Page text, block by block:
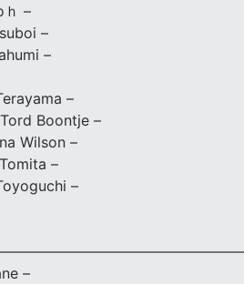
–
–
–
–
Boontje –
Wilson –
–
–
–